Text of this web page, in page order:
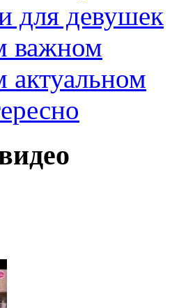
для девушек
важном